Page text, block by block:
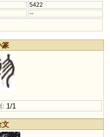
5422
--
篆
: 1/1
文